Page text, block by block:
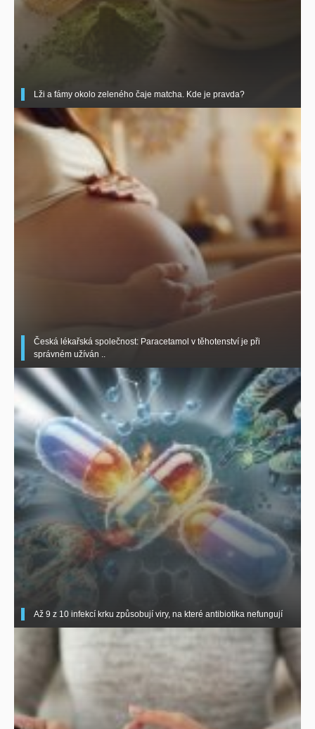
Lži a fámy okolo zeleného čaje matcha. Kde je pravda?
Česká lékařská společnost: Paracetamol v těhotenství je při
správném užíván ..
Až 9 z 10 infekcí krku způsobují viry, na které antibiotika nefungují